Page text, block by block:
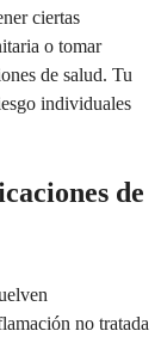
ciertas
o tomar
de salud. Tu
individuales
de
no tratada